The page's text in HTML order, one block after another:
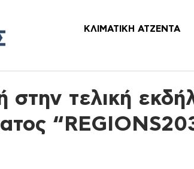
ΚΛΙΜΑΤΙΚΗ ΑΤΖΕΝΤΑ
στην τελική